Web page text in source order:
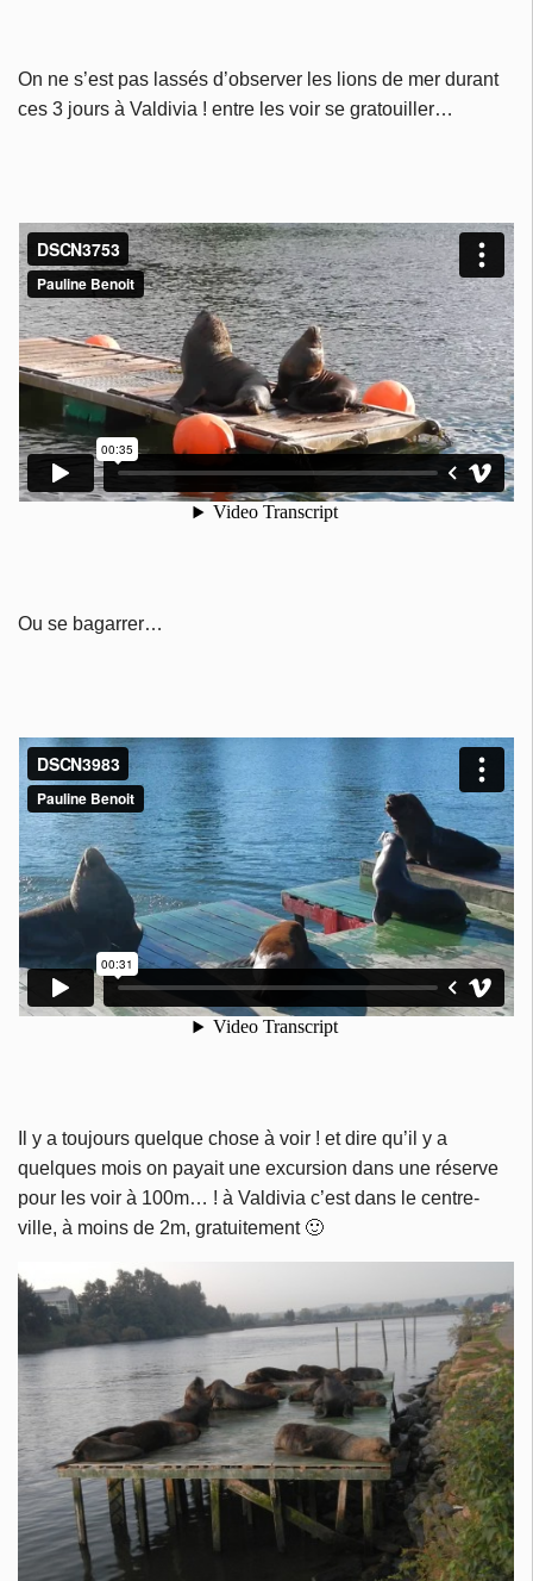
On ne s’est pas lassés d’observer les lions de mer durant
ces 3 jours à Valdivia ! entre les voir se gratouiller…
Ou se bagarrer…
Il y a toujours quelque chose à voir ! et dire qu’il y a
quelques mois on payait une excursion dans une réserve
pour les voir à 100m… ! à Valdivia c’est dans le centre-
ville, à moins de 2m, gratuitement 🙂